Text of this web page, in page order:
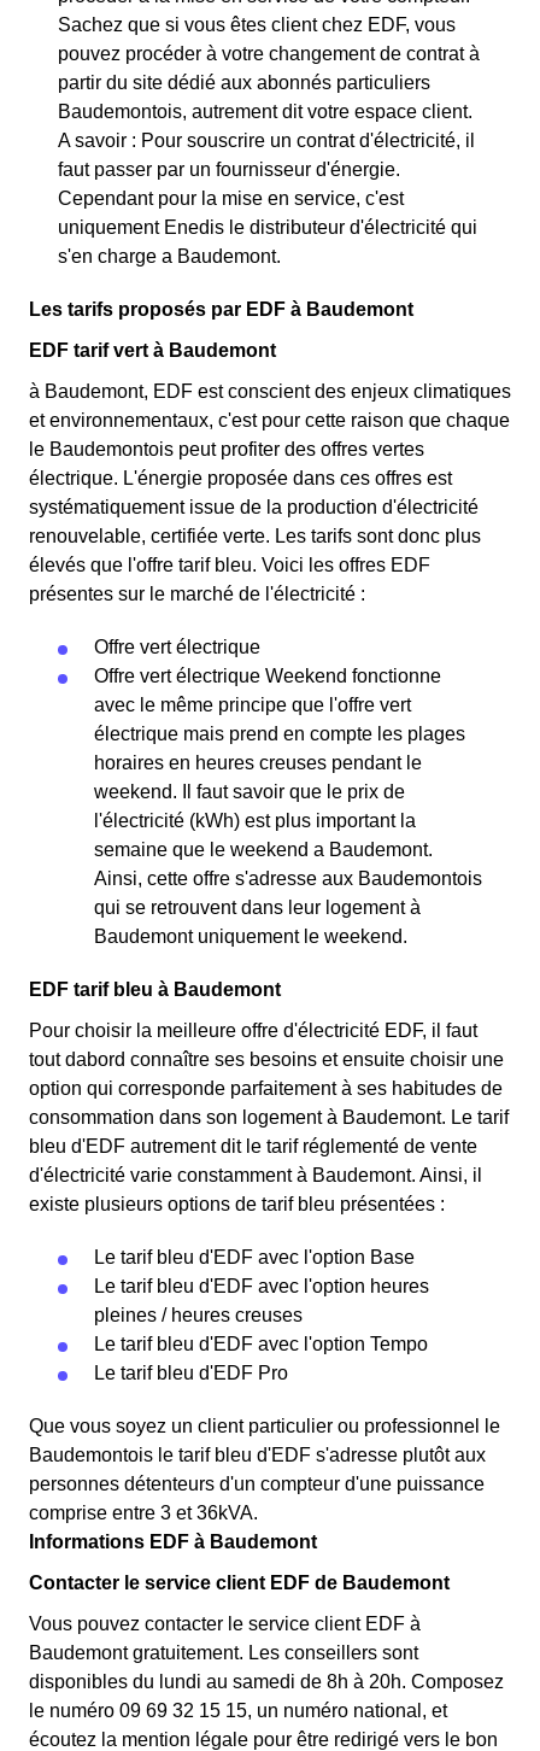
Sachez que si vous êtes client chez EDF, vous
pouvez procéder à votre changement de contrat à
partir du site dédié aux abonnés particuliers
Baudemontois, autrement dit votre espace client.
A savoir : Pour souscrire un contrat d'électricité, il
faut passer par un fournisseur d'énergie.
Cependant pour la mise en service, c'est
uniquement Enedis le distributeur d'électricité qui
s'en charge a Baudemont.
Les tarifs proposés par EDF à Baudemont
EDF tarif vert à Baudemont
à Baudemont, EDF est conscient des enjeux climatiques
et environnementaux, c'est pour cette raison que chaque
le Baudemontois peut profiter des offres vertes
électrique. L'énergie proposée dans ces offres est
systématiquement issue de la production d'électricité
renouvelable, certifiée verte. Les tarifs sont donc plus
élevés que l'offre tarif bleu. Voici les offres EDF
présentes sur le marché de l'électricité :
Offre vert électrique
Offre vert électrique Weekend fonctionne
avec le même principe que l'offre vert
électrique mais prend en compte les plages
horaires en heures creuses pendant le
weekend. Il faut savoir que le prix de
l'électricité (kWh) est plus important la
semaine que le weekend a Baudemont.
Ainsi, cette offre s'adresse aux Baudemontois
qui se retrouvent dans leur logement à
Baudemont uniquement le weekend.
EDF tarif bleu à Baudemont
Pour choisir la meilleure offre d'électricité EDF, il faut
tout dabord connaître ses besoins et ensuite choisir une
option qui corresponde parfaitement à ses habitudes de
consommation dans son logement à Baudemont. Le tarif
bleu d'EDF autrement dit le tarif réglementé de vente
d'électricité varie constamment à Baudemont. Ainsi, il
existe plusieurs options de tarif bleu présentées :
Le tarif bleu d'EDF avec l'option Base
Le tarif bleu d'EDF avec l'option heures
pleines / heures creuses
Le tarif bleu d'EDF avec l'option Tempo
Le tarif bleu d'EDF Pro
Que vous soyez un client particulier ou professionnel le
Baudemontois le tarif bleu d'EDF s'adresse plutôt aux
personnes détenteurs d'un compteur d'une puissance
comprise entre 3 et 36kVA.
Informations EDF à Baudemont
Contacter le service client EDF de Baudemont
Vous pouvez contacter le service client EDF à
Baudemont gratuitement. Les conseillers sont
disponibles du lundi au samedi de 8h à 20h. Composez
le numéro 09 69 32 15 15, un numéro national, et
écoutez la mention légale pour être redirigé vers le bon